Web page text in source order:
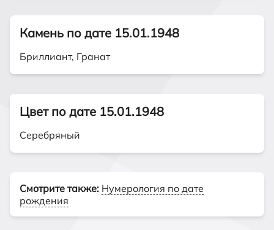
Камень по дате 15.01.1948
Бриллиант, Гранат
Цвет по дате 15.01.1948
Серебряный
Смотрите также: Нумерология по дате
рождения